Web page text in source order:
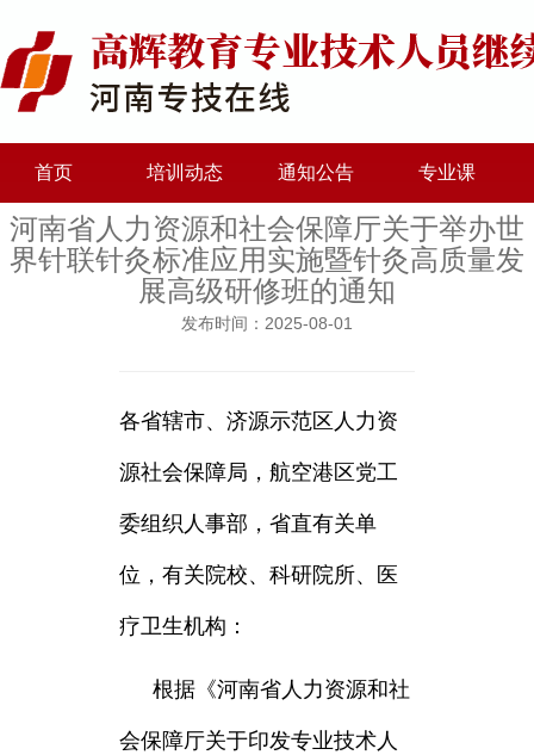
首页 培训动态 通知公告 专业课
河南省人力资源和社会保障厅关于举办世
界针联针灸标准应用实施暨针灸高质量发
展高级研修班的通知
发布时间：2025-08-01
各省辖市、济源示范区人力资
源社会保障局，航空港区党工
委组织人事部，省直有关单
位，有关院校、科研院所、医
疗卫生机构：
根据《河南省人力资源和社
会保障厅关于印发专业技术人